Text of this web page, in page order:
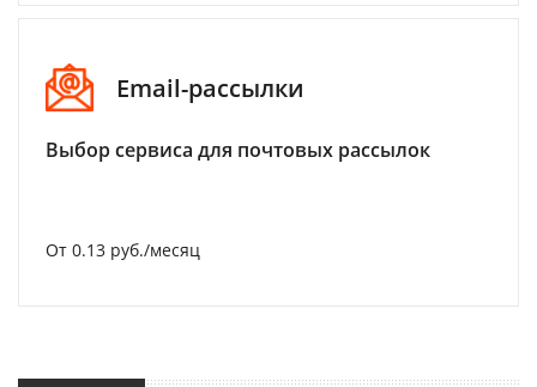
Email-рассылки
Выбор сервиса для почтовых рассылок
От 0.13 руб./месяц